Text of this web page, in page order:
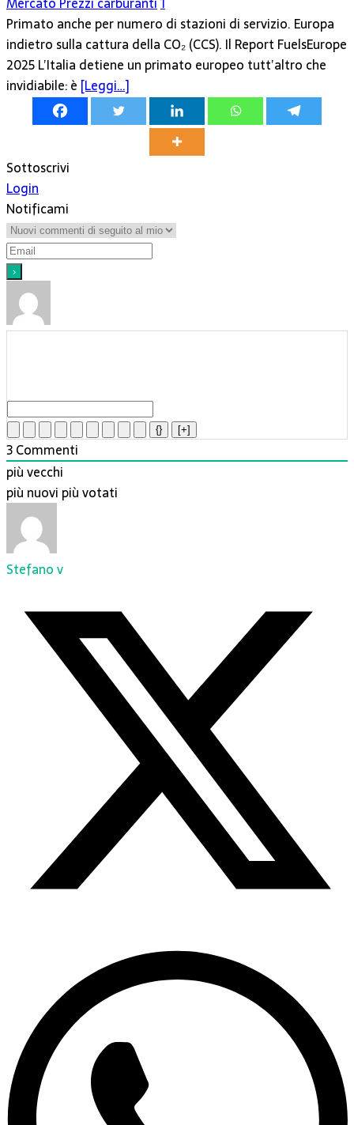
Primato anche per numero di stazioni di servizio. Europa
indietro sulla cattura della CO₂ (CCS). Il Report FuelsEurope
2025 L’Italia detiene un primato europeo tutt’altro che
invidiabile: è [Leggi…]
Sottoscrivi
Login
Notificami
{} [+]
3Commenti
più vecchi
più nuovi più votati
Stefano v